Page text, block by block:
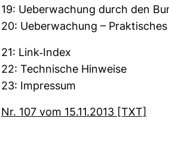
19: Ueber­wa­chung durch den
20: Ueber­wa­chung – Prak­ti­sches
21: Link-​Index
22: Tech­ni­sche Hin­weise
23: Impressum
Nr. 107 vom 15.11.2013 [TXT]